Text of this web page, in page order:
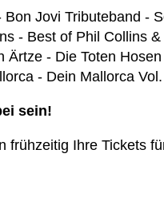
Jovi Tributeband -
- Best of Phil Collins
Ärtze - Die Toten
- Dein Mallorca
sein!
frühzeitig Ihre Tickets